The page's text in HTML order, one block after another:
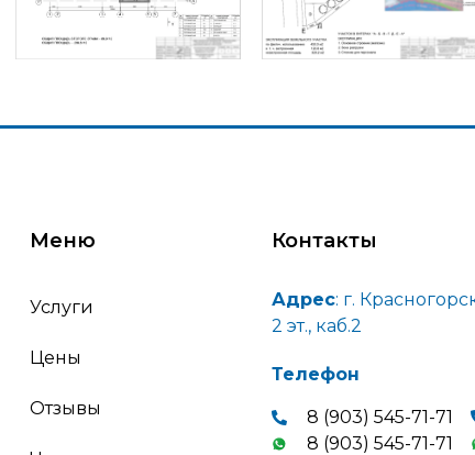
Меню
Услуги
Цены
Отзывы
Контакты
Адрес: г.
2 эт., каб.2
Телефон
8 (903) 545-71-71
8 (903) 545-71-71